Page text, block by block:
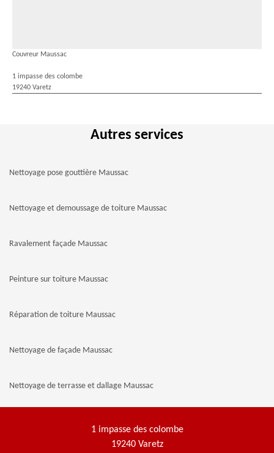
Couvreur Maussac
1 impasse des colombe
19240 Varetz
Autres services
Nettoyage pose gouttière Maussac
Nettoyage et demoussage de toiture Maussac
Ravalement façade Maussac
Peinture sur toiture Maussac
Réparation de toiture Maussac
Nettoyage de façade Maussac
Nettoyage de terrasse et dallage Maussac
1 impasse des colombe
19240 Varetz